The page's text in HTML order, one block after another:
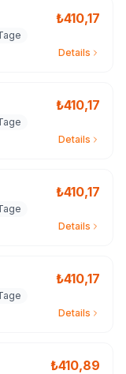
₺410,17
Details
₺410,17
Details
₺410,17
Details
₺410,17
Details
₺410,89